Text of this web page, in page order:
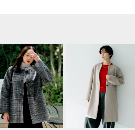
H86 着用サイズ：02（M）